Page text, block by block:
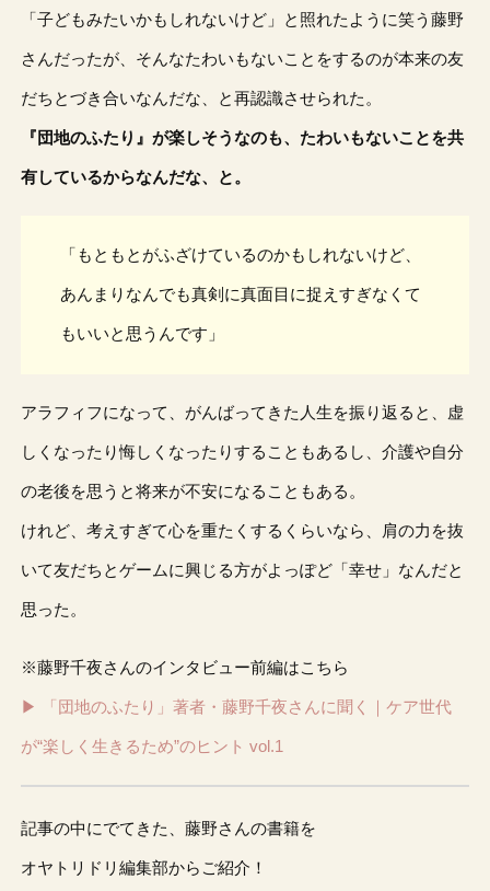
「子どもみたいかもしれないけど」と照れたように笑う藤野
さんだったが、そんなたわいもないことをするのが本来の友
だちとづき合いなんだな、と再認識させられた。
『団地のふたり』が楽しそうなのも、たわいもないことを共
有しているからなんだな、と。
「もともとがふざけているのかもしれないけど、
あんまりなんでも真剣に真面目に捉えすぎなくて
もいいと思うんです」
アラフィフになって、がんばってきた人生を振り返ると、虚
しくなったり悔しくなったりすることもあるし、介護や自分
の老後を思うと将来が不安になることもある。
けれど、考えすぎて心を重たくするくらいなら、肩の力を抜
いて友だちとゲームに興じる方がよっぽど「幸せ」なんだと
思った。
※藤野千夜さんのインタビュー前編はこちら
▶︎ 「団地のふたり」著者・藤野千夜さんに聞く｜ケア世代
が“楽しく生きるため”のヒント vol.1
記事の中にでてきた、藤野さんの書籍を
オヤトリドリ編集部からご紹介！